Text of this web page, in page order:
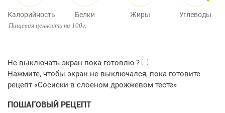
Калорийность Белки Жиры Углеводы
Пищевая ценность на 100г.
ПОШАГОВЫЙ РЕЦЕПТ